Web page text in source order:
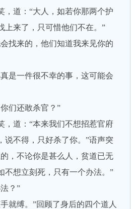
道：“大人，如若你那两个护
上来了，只可惜他们不在。”
来的，他们知道我来见你的
一件很不幸的事，这可能会
们还敢杀官？”
道：“本来我们不想招惹官府
说不得，只好杀了你。”语声突
，不论你是甚么人，贫道已无
不想立刻死，只有一个办法。”
？”
缚。”回顾了身后的四个道人